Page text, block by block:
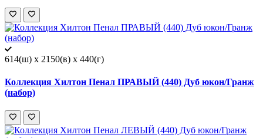
614(ш) x 2150(в) x 440(г)
Коллекция Хилтон Пенал ПРАВЫЙ (440) Дуб юкон/Гранж
(набор)